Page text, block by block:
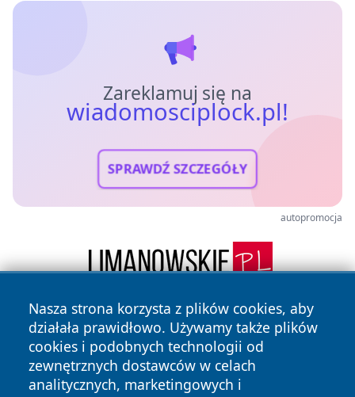
Zareklamuj się na
wiadomosciplock.pl!
SPRAWDŹ SZCZEGÓŁY
autopromocja
Nasza strona korzysta z plików cookies, aby
działała prawidłowo. Używamy także plików
cookies i podobnych technologii od
zewnętrznych dostawców w celach
analitycznych, marketingowych i